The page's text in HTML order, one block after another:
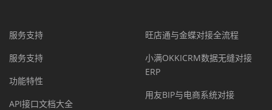
服务支持
服务支持
功能特性
API接口文档大全
旺店通与金蝶对接全流程
小满OKKICRM数据无缝对接
ERP
用友BIP与电商系统对接